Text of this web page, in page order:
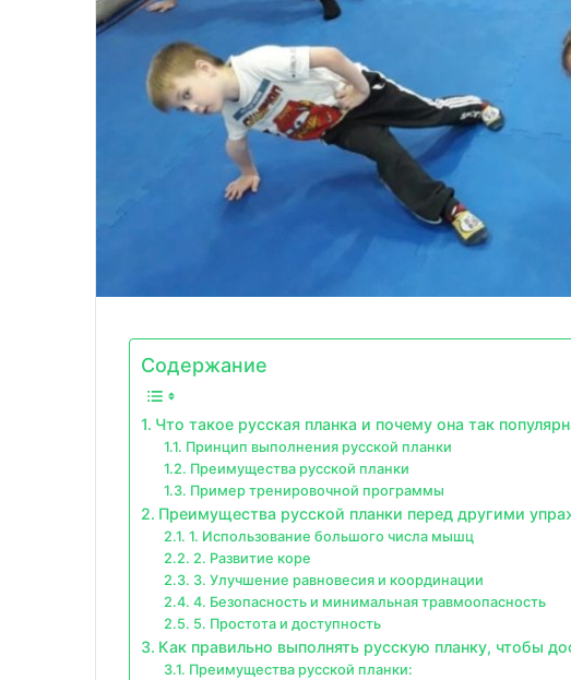
Содержание
Что такое русская планка и почему она так
Принцип выполнения русской планки
Преимущества русской планки
Пример тренировочной программы
Преимущества русской планки перед другими
1. Использование большого числа мышц
2. Развитие коре
3. Улучшение равновесия и координации
4. Безопасность и минимальная травмоопасность
5. Простота и доступность
Как правильно выполнять русскую планку, чтобы
Преимущества русской планки: